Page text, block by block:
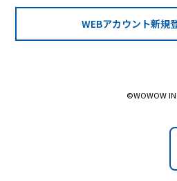
WEBアカウント新規
©WOWOW